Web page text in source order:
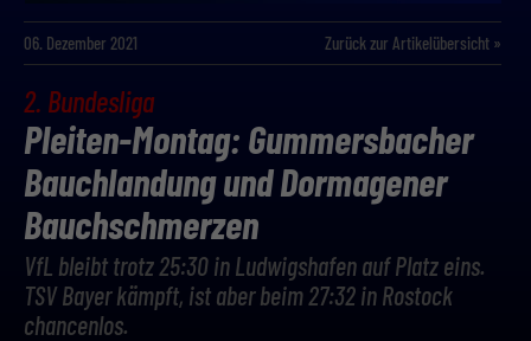
06. Dezember 2021 Zurück zur Artikelübersicht »
2. Bundesliga
Pleiten-Montag: Gummersbacher
Bauchlandung und Dormagener
Bauchschmerzen
VfL bleibt trotz 25:30 in Ludwigshafen auf Platz eins.
TSV Bayer kämpft, ist aber beim 27:32 in Rostock
chancenlos.